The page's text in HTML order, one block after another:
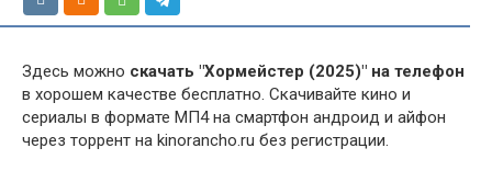
Здесь можно скачать "Хормейстер (2025)" на телефон
в хорошем качестве бесплатно. Скачивайте кино и
сериалы в формате МП4 на смартфон андроид и айфон
через торрент на kinorancho.ru без регистрации.